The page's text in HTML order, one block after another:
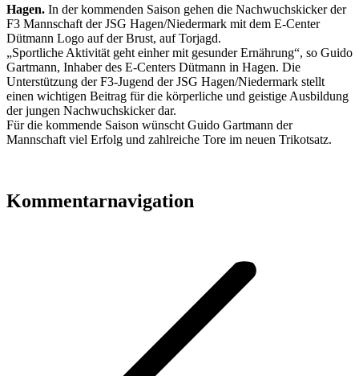
Hagen. In der kommenden Saison gehen die Nachwuchskicker der
F3 Mannschaft der JSG Hagen/Niedermark mit dem E-Center
Dütmann Logo auf der Brust, auf Torjagd.
„Sportliche Aktivität geht einher mit gesunder Ernährung“, so Guido
Gartmann, Inhaber des E-Centers Dütmann in Hagen. Die
Unterstützung der F3-Jugend der JSG Hagen/Niedermark stellt
einen wichtigen Beitrag für die körperliche und geistige Ausbildung
der jungen Nachwuchskicker dar.
Für die kommende Saison wünscht Guido Gartmann der
Mannschaft viel Erfolg und zahlreiche Tore im neuen Trikotsatz.
Kommentarnavigation